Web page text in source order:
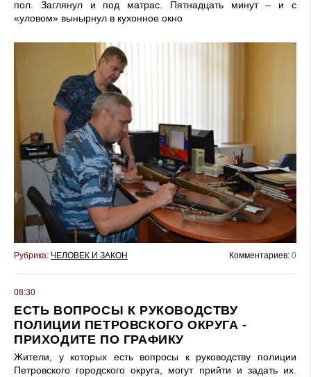
пол. Заглянул и под матрас. Пятнадцать минут – и с
«уловом» вынырнул в кухонное окно
Рубрика: ЧЕЛОВЕК И ЗАКОН Комментариев: 0
08:30
ЕСТЬ ВОПРОСЫ К РУКОВОДСТВУ
ПОЛИЦИИ ПЕТРОВСКОГО ОКРУГА -
ПРИХОДИТЕ ПО ГРАФИКУ
Жители, у которых есть вопросы к руководству полиции
Петровского городского округа, могут прийти и задать их.